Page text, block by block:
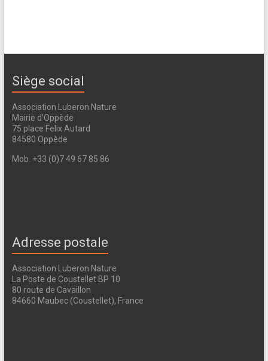
Siège social
Association Luberon Nature
Mairie d’Oppède
75 place Felix Autard
84580 Oppède
Mob. +33 (0)7 49 67 85 86
Adresse postale
Association Luberon Nature
La Poste de Coustellet BP 10
80 route de Cavaillon
84660 Maubec (Coustellet), France